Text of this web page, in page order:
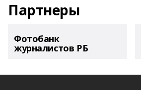
Партнеры
Фотобанк
журналистов РБ